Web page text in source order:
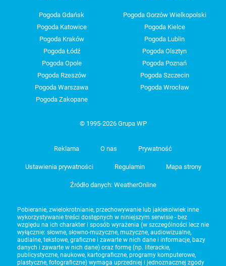
Pogoda Gdańsk
Pogoda Gorzów Wielkopolski
Pogoda Katowice
Pogoda Kielce
Pogoda Kraków
Pogoda Lublin
Pogoda Łódź
Pogoda Olsztyn
Pogoda Opole
Pogoda Poznań
Pogoda Rzeszów
Pogoda Szczecin
Pogoda Warszawa
Pogoda Wrocław
Pogoda Zakopane
© 1995-2026 Grupa WP
Reklama O nas Prywatność
Ustawienia prywatności Regulamin Mapa strony
Źródło danych: WeatherOnline
Pobieranie, zwielokrotnianie, przechowywanie lub jakiekolwiek inne
wykorzystywanie treści dostępnych w niniejszym serwisie - bez
względu na ich charakter i sposób wyrażenia (w szczególności lecz nie
wyłącznie: słowne, słowno-muzyczne, muzyczne, audiowizualne,
audialne, tekstowe, graficzne i zawarte w nich dane i informacje, bazy
danych i zawarte w nich dane) oraz formę (np. literackie,
publicystyczne, naukowe, kartograficzne, programy komputerowe,
plastyczne, fotograficzne) wymaga uprzedniej i jednoznacznej zgody